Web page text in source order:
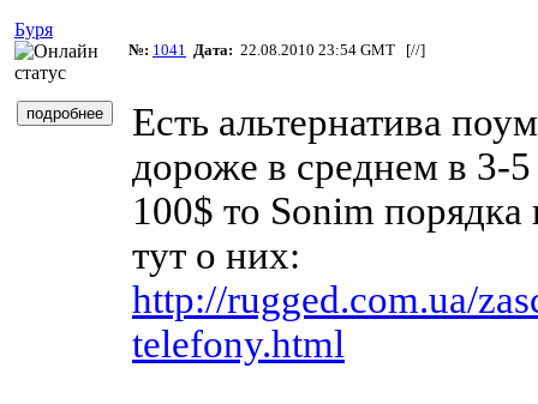
Буря
№: 1041 Дата: 22.08.2010 23:54 GMT [//]
Есть альтернатива
дороже в среднем в 3-
100$ то Sonim порядка
тут о них:
http://rugged.com.ua/
telefony.html